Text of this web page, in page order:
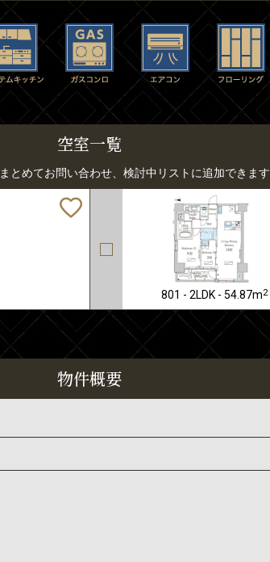
空室一覧
とめてお問い合わせ、検討中リストに追加できま
801 - 2LDK - 54.87m2
物件概要